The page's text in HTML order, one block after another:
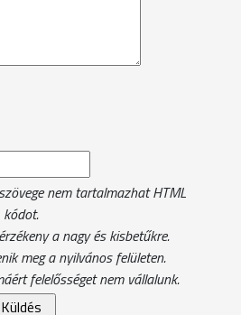
nem tartalmazhat HTML
kódot.
a nagy és kisbetűkre.
meg a nyilvános felületen.
felelősséget nem vállalunk.